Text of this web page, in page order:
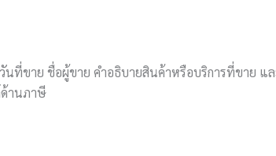
ที่ขาย ชื่อผู้ขาย คำอธิบายสินค้าหรือบริการที่ขาย แ
ด้านภาษี